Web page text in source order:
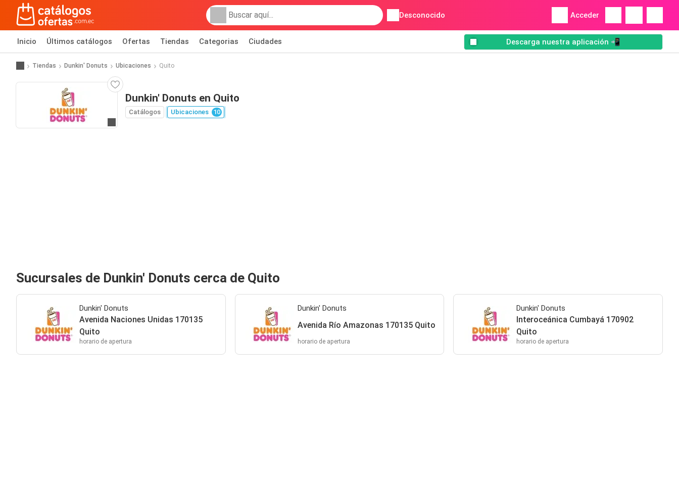
Desconocido Acceder
Inicio Últimos catálogos Ofertas Tiendas Categorias Ciudades Descarga nuestra aplicación 📲
Tiendas Dunkin' Donuts Ubicaciones Quito
Dunkin' Donuts en Quito
Catálogos Ubicaciones 10
Sucursales de Dunkin' Donuts cerca de Quito
Dunkin' Donuts
Avenida Naciones Unidas 170135
Quito
horario de apertura
Dunkin' Donuts
Avenida Río Amazonas 170135 Quito
horario de apertura
Dunkin' Donuts
Interoceánica Cumbayá 170902
Quito
horario de apertura